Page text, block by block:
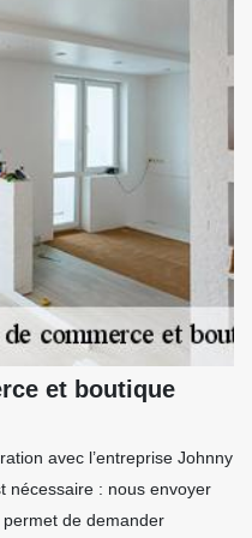
et boutique
avec l’entreprise Johnny
nécessaire : nous envoyer
de demander